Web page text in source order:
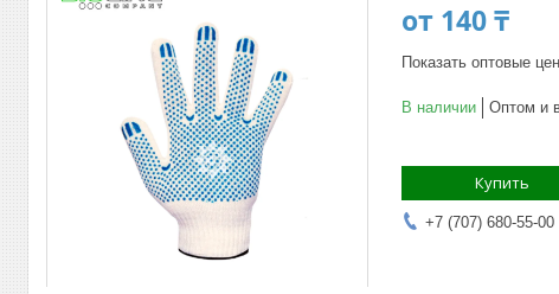
от 140 ₸
Показать оптовые
В наличии Оптом и
Купить
+7 (707) 680-55-00